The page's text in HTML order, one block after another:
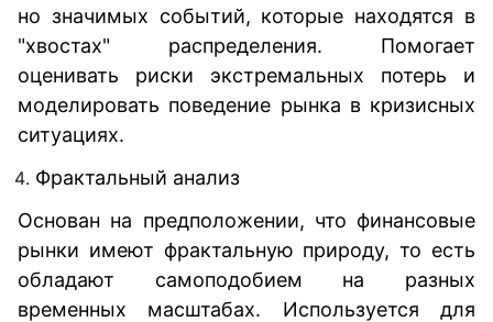
но значимых событий, которые находятся в
"хвостах" распределения. Помогает
оценивать риски экстремальных потерь и
моделировать поведение рынка в кризисных
ситуациях.
Фрактальный анализ
Основан на предположении, что финансовые
рынки имеют фрактальную природу, то есть
обладают самоподобием на разных
временных масштабах. Используется для